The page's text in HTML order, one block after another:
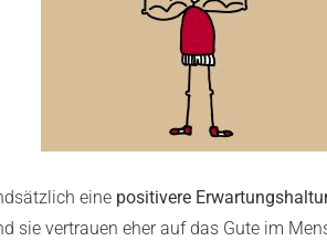
eine positivere
sie vertrauen eher auf das Gute im